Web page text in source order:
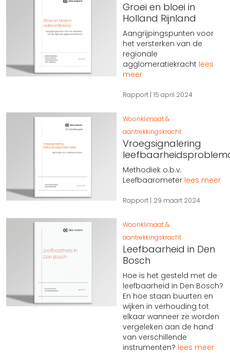
Groei en bloei in
Holland Rijnland
Aangrijpingspunten voor
het versterken van de
regionale
agglomeratiekracht lees
meer
Rapport 15 april 2024
Woonklimaat &
aantrekkingskracht
Vroegsignalering
Methodiek o.b.v.
Leefbaarometer lees meer
Rapport 29 maart 2024
Woonklimaat &
aantrekkingskracht
Leefbaarheid in Den
Bosch
Hoe is het gesteld met de
leefbaarheid in Den Bosch?
En hoe staan buurten en
wijken in verhouding tot
elkaar wanneer ze worden
vergeleken aan de hand
van verschillende
instrumenten? lees meer